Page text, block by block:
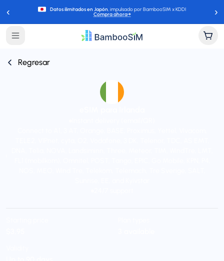
‹ Datos ilimitados en Japón, impulsado por BambooSIM x KDDI
Compra ahora→ ›
Regresar